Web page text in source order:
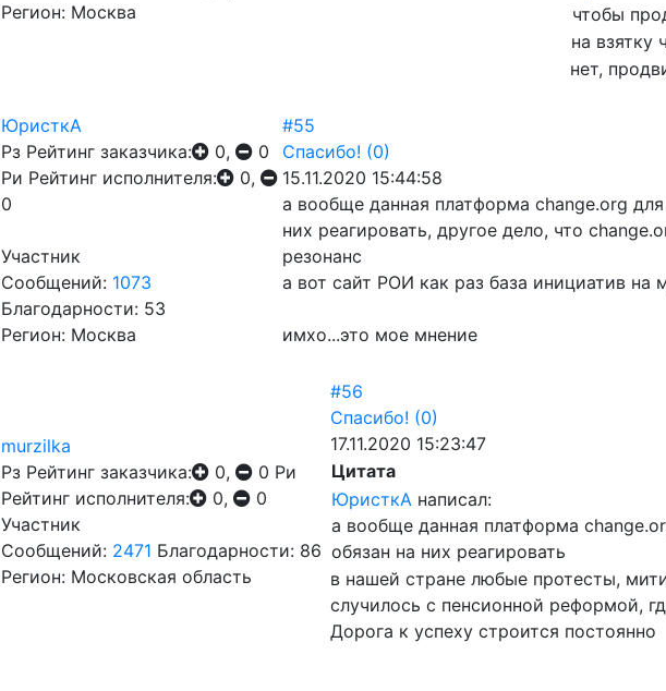
Регион: Москва
чтобы
на взятку
нет,
ЮристкА
Рз Рейтинг заказчика: 0,
0
Ри Рейтинг исполнителя:
0,
0
Участник
Сообщений: 1073
Благодарности: 53
Регион: Москва
#55
Спасибо! (0)
15.11.2020 15:44:58
а вообще данная платформа change.org
них реагировать, другое дело, что
резонанс
а вот сайт РОИ как раз база инициатив
имхо...это мое мнение
murzilka
Рз Рейтинг заказчика: 0, 0 Ри
Рейтинг исполнителя:
0,
0
Участник
Сообщений: 2471 Благодарности: 86
Регион: Московская область
#56
Спасибо! (0)
17.11.2020 15:23:47
Цитата
ЮристкА написал:
а вообще данная платформа
обязан на них реагировать
в нашей стране любые протесты,
случилось с пенсионной реформой,
Дорога к успеху строится постоянно